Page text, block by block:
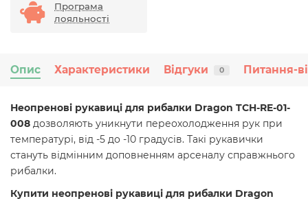
Програма
лояльності
Опис Характеристики Відгуки 0 Питання-
Неопренові рукавиці для рибалки Dragon TCH-RE-01-
008 дозволяють уникнути переохолодження рук при
температурі, від -5 до -10 градусів. Такі рукавички
стануть відмінним доповненням арсеналу справжнього
рибалки.
Купити неопренові рукавиці для рибалки Dragon